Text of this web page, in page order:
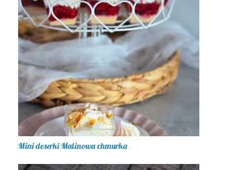
Mini deserki Malinowa chmurka